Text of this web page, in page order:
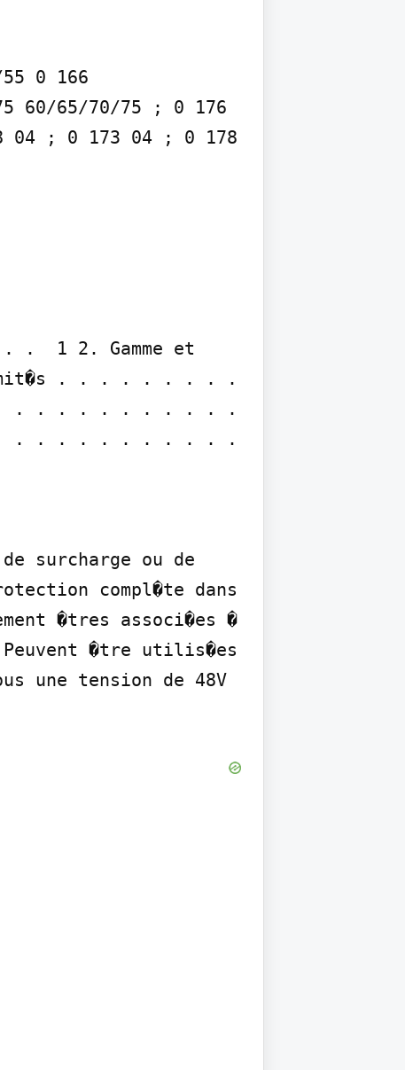
0 166
60/65/70/75 ; 0 176
04 ; 0 173 04 ; 0 178
2. Gamme et
. . . . . . . . .
. . . . . . . . . . . .
. . . . . . . . . . . .
surcharge ou de
compl�te dans
�tres associ�es �
�tre utilis�es
une tension de 48V